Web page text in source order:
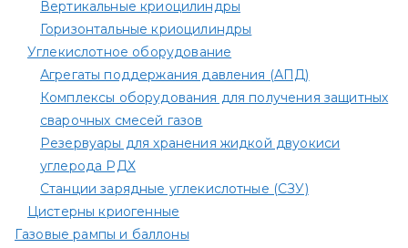
Вертикальные криоцилиндры
Горизонтальные криоцилиндры
Углекислотное оборудование
Агрегаты поддержания давления (АПД)
Комплексы оборудования для получения защитных
сварочных смесей газов
Резервуары для хранения жидкой двуокиси
углерода РДХ
Станции зарядные углекислотные (СЗУ)
Цистерны криогенные
Газовые рампы и баллоны